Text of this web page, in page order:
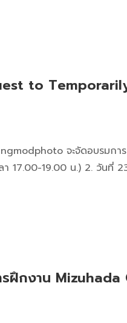
to
จะจัดอบรมกา
า 17.00-19.00 น.) 2. วัน
รฝึกงาน